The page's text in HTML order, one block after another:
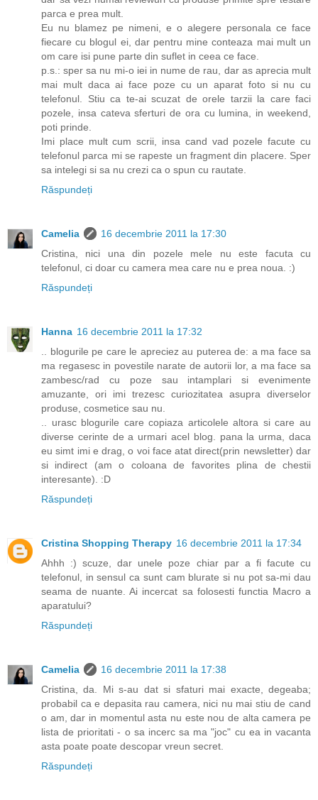
parca e prea mult.
Eu nu blamez pe nimeni, e o alegere personala ce face
fiecare cu blogul ei, dar pentru mine conteaza mai mult un
om care isi pune parte din suflet in ceea ce face.
p.s.: sper sa nu mi-o iei in nume de rau, dar as aprecia mult
mai mult daca ai face poze cu un aparat foto si nu cu
telefonul. Stiu ca te-ai scuzat de orele tarzii la care faci
pozele, insa cateva sferturi de ora cu lumina, in weekend,
poti prinde.
Imi place mult cum scrii, insa cand vad pozele facute cu
telefonul parca mi se rapeste un fragment din placere. Sper
sa intelegi si sa nu crezi ca o spun cu rautate.
Răspundeți
Camelia
16 decembrie 2011 la 17:30
Cristina, nici una din pozele mele nu este facuta cu
telefonul, ci doar cu camera mea care nu e prea noua. :)
Răspundeți
Hanna 16 decembrie 2011 la 17:32
.. blogurile pe care le apreciez au puterea de: a ma face sa
ma regasesc in povestile narate de autorii lor, a ma face sa
zambesc/rad cu poze sau intamplari si evenimente
amuzante, ori imi trezesc curiozitatea asupra diverselor
produse, cosmetice sau nu.
.. urasc blogurile care copiaza articolele altora si care au
diverse cerinte de a urmari acel blog. pana la urma, daca
eu simt imi e drag, o voi face atat direct(prin newsletter) dar
si indirect (am o coloana de favorites plina de chestii
interesante). :D
Răspundeți
Cristina Shopping Therapy 16 decembrie 2011 la 17:34
Ahhh :) scuze, dar unele poze chiar par a fi facute cu
telefonul, in sensul ca sunt cam blurate si nu pot sa-mi dau
seama de nuante. Ai incercat sa folosesti functia Macro a
aparatului?
Răspundeți
Camelia
16 decembrie 2011 la 17:38
Cristina, da. Mi s-au dat si sfaturi mai exacte, degeaba;
probabil ca e depasita rau camera, nici nu mai stiu de cand
o am, dar in momentul asta nu este nou de alta camera pe
lista de prioritati - o sa incerc sa ma "joc" cu ea in vacanta
asta poate poate descopar vreun secret.
Răspundeți